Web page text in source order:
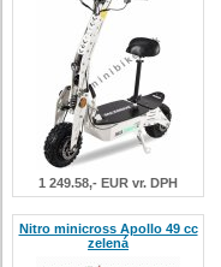
1 249.58,- EUR vr. DPH
Nitro minicross Apollo 49 cc
zelená